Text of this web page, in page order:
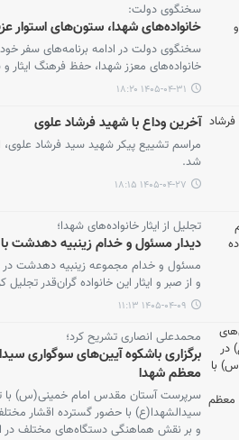
سخنگوی دولت:
خانواده‌های شهدا، ستون‌های استوار
سخنگوی دولت در ادامه برنامه‌های سفر
خانواده‌های معزز شهدا، حفظ فرهنگ ایثار
۱۴۰۵-۰۴-۳۱ ۱۸:۲۰
آخرین وداع با شهید فرشاد علوی
مراسم تشییع پیکر شهید سید فرشاد علوی،
شد.
۱۴۰۵-۰۴-۲۷ ۱۸:۱۵
تجلیل از ایثار خانواده‌های شهدا؛
دیدار مسئول و خدام زینبیه دهدشت
مسئول و خدام مجموعه زینبیه دهدشت در
و از صبر و ایثار این خانواده گران‌قدر تجلیل
۱۴۰۵-۰۴-۰۹ ۱۱:۱۳
محمدعلی انصاری تشریح کرد؛
برگزاری باشکوه آیین‌های سوگواری
معظم شهدا
سرپرست آستان مقدس امام خمینی(س) با
سیدالشهدا(ع) با حضور گسترده اقشار
و بر نقش هماهنگی دستگاه‌های مختلف در